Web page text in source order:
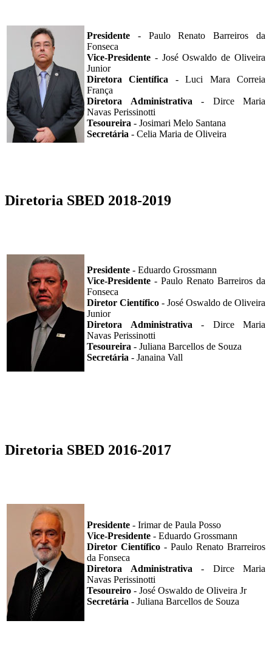
Presidente - Paulo Renato Barreiros da
Fonseca
Vice-Presidente - José Oswaldo de Oliveira
Junior
Diretora Científica - Luci Mara Correia
França
Diretora Administrativa - Dirce Maria
Navas Perissinotti
Tesoureira - Josimari Melo Santana
Secretária - Celia Maria de Oliveira
Diretoria SBED 2018-2019
Presidente - Eduardo Grossmann
Vice-Presidente - Paulo Renato Barreiros da
Fonseca
Diretor Científico - José Oswaldo de Oliveira
Junior
Diretora Administrativa - Dirce Maria
Navas Perissinotti
Tesoureira - Juliana Barcellos de Souza
Secretária - Janaina Vall
Diretoria SBED 2016-2017
Presidente - Irimar de Paula Posso
Vice-Presidente - Eduardo Grossmann
Diretor Científico - Paulo Renato Brarreiros
da Fonseca
Diretora Administrativa - Dirce Maria
Navas Perissinotti
Tesoureiro - José Oswaldo de Oliveira Jr
Secretária - Juliana Barcellos de Souza